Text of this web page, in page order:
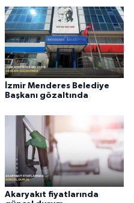
İzmir Menderes Belediye
Başkanı gözaltında
Akaryakıt fiyatlarında